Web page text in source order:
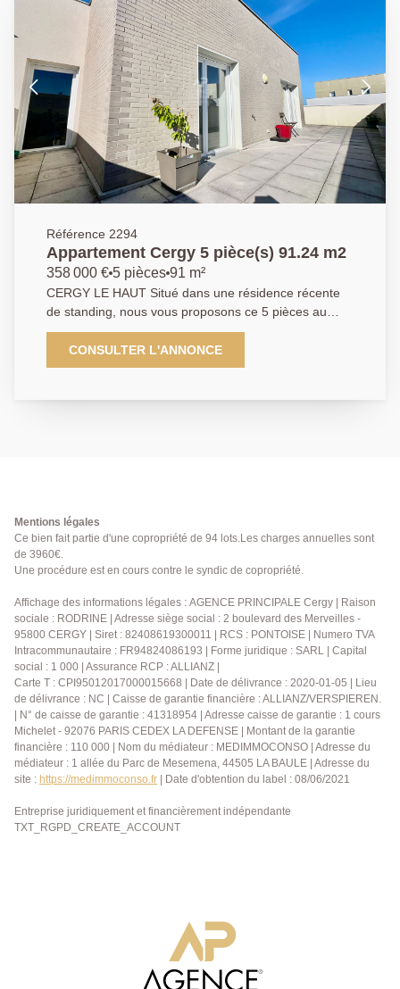
Référence 2294
Appartement Cergy 5 pièce(s) 91.24 m2
358 000 € 5 pièces 91 m²
CERGY LE HAUT Situé dans une résidence récente
de standing, nous vous proposons ce 5 pièces au
dernier étage offrant : une entrée, un séjour avec
cuisine ouverte entièrement équipée donnant accès à
une terrasse de 46m², chambres dont une suite
buanderie. Cet appartement a été entièrement rénové
CONSULTER L'ANNONCE
Mentions légales
Ce bien fait partie d'une copropriété de 94 lots.Les charges annuelles sont
de 3960€.
Une procédure est en cours contre le syndic de copropriété.
Affichage des informations légales : AGENCE PRINCIPALE Cergy | Raison
sociale : RODRINE | Adresse siège social : 2 boulevard des Merveilles -
95800 CERGY | Siret : 82408619300011 | RCS : PONTOISE | Numero TVA
Intracommunautaire : FR94824086193 | Forme juridique : SARL | Capital
social : 1 000 | Assurance RCP : ALLIANZ |
Carte T : CPI95012017000015668 | Date de délivrance : 2020-01-05 | Lieu
de délivrance : NC | Caisse de garantie financière : ALLIANZ/VERSPIEREN.
| N° de caisse de garantie : 41318954 | Adresse caisse de garantie : 1 cours
Michelet - 92076 PARIS CEDEX LA DEFENSE | Montant de la garantie
financière : 110 000 | Nom du médiateur : MEDIMMOCONSO | Adresse du
médiateur : 1 allée du Parc de Mesemena, 44505 LA BAULE | Adresse du
site : https://medimmoconso.fr | Date d'obtention du label : 08/06/2021
Entreprise juridiquement et financièrement indépendante
TXT_RGPD_CREATE_ACCOUNT